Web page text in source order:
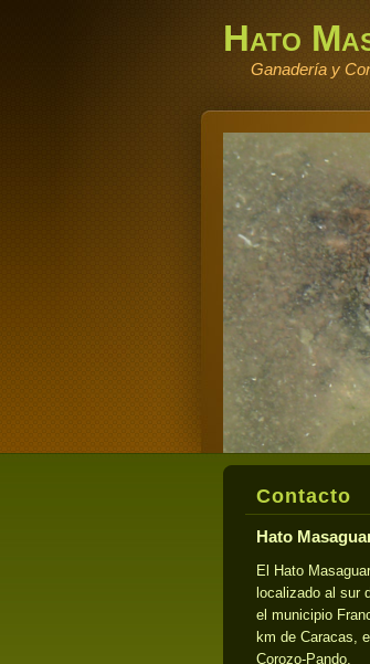
Hato
Ganadería y
Contacto
Hato
El Hato
localizado al sur
el municipio
km de Caracas,
Corozo-Pando.